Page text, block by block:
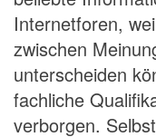
Internetforen,
zwischen
unterscheiden
fachliche
verborgen.